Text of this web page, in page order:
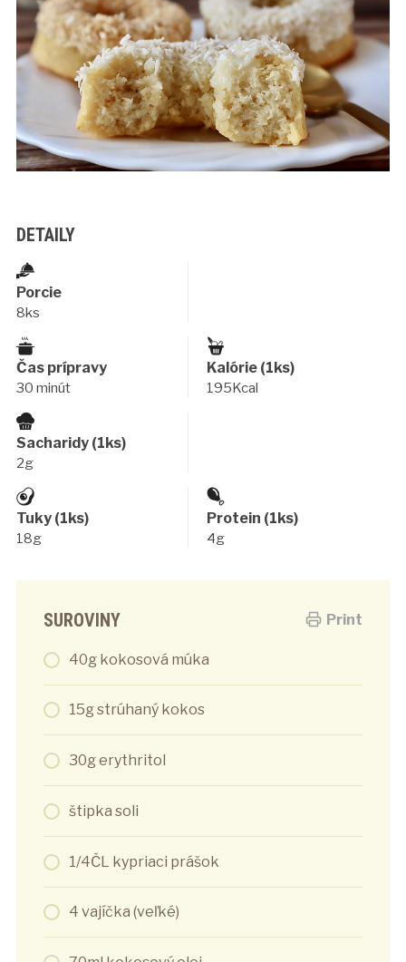
DETAILY
Porcie
8ks
Čas prípravy
30 minút
Kalórie (1ks)
195Kcal
Sacharidy (1ks)
2g
Tuky (1ks)
18g
Protein (1ks)
4g
Print
SUROVINY
40g kokosová múka
15g strúhaný kokos
30g erythritol
štipka soli
1/4ČL kypriaci prášok
4 vajíčka (veľké)